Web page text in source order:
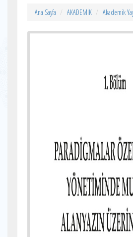
Ana Sayfa AKADEMİK Akademik